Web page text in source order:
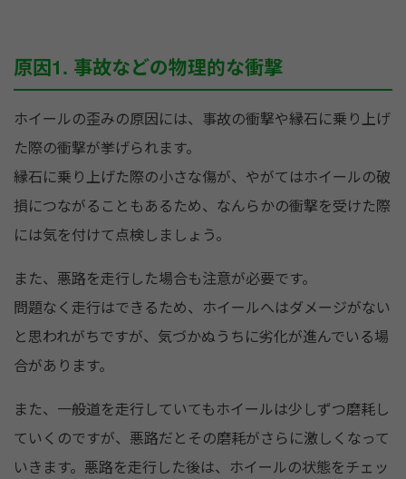
原因1. 事故などの物理的な衝撃
ホイールの歪みの原因には、事故の衝撃や縁石に乗り上げ
た際の衝撃が挙げられます。
縁石に乗り上げた際の小さな傷が、やがてはホイールの破
損につながることもあるため、なんらかの衝撃を受けた際
には気を付けて点検しましょう。
また、悪路を走行した場合も注意が必要です。
問題なく走行はできるため、ホイールへはダメージがない
と思われがちですが、気づかぬうちに劣化が進んでいる場
合があります。
また、一般道を走行していてもホイールは少しずつ磨耗し
ていくのですが、悪路だとその磨耗がさらに激しくなって
いきます。悪路を走行した後は、ホイールの状態をチェッ